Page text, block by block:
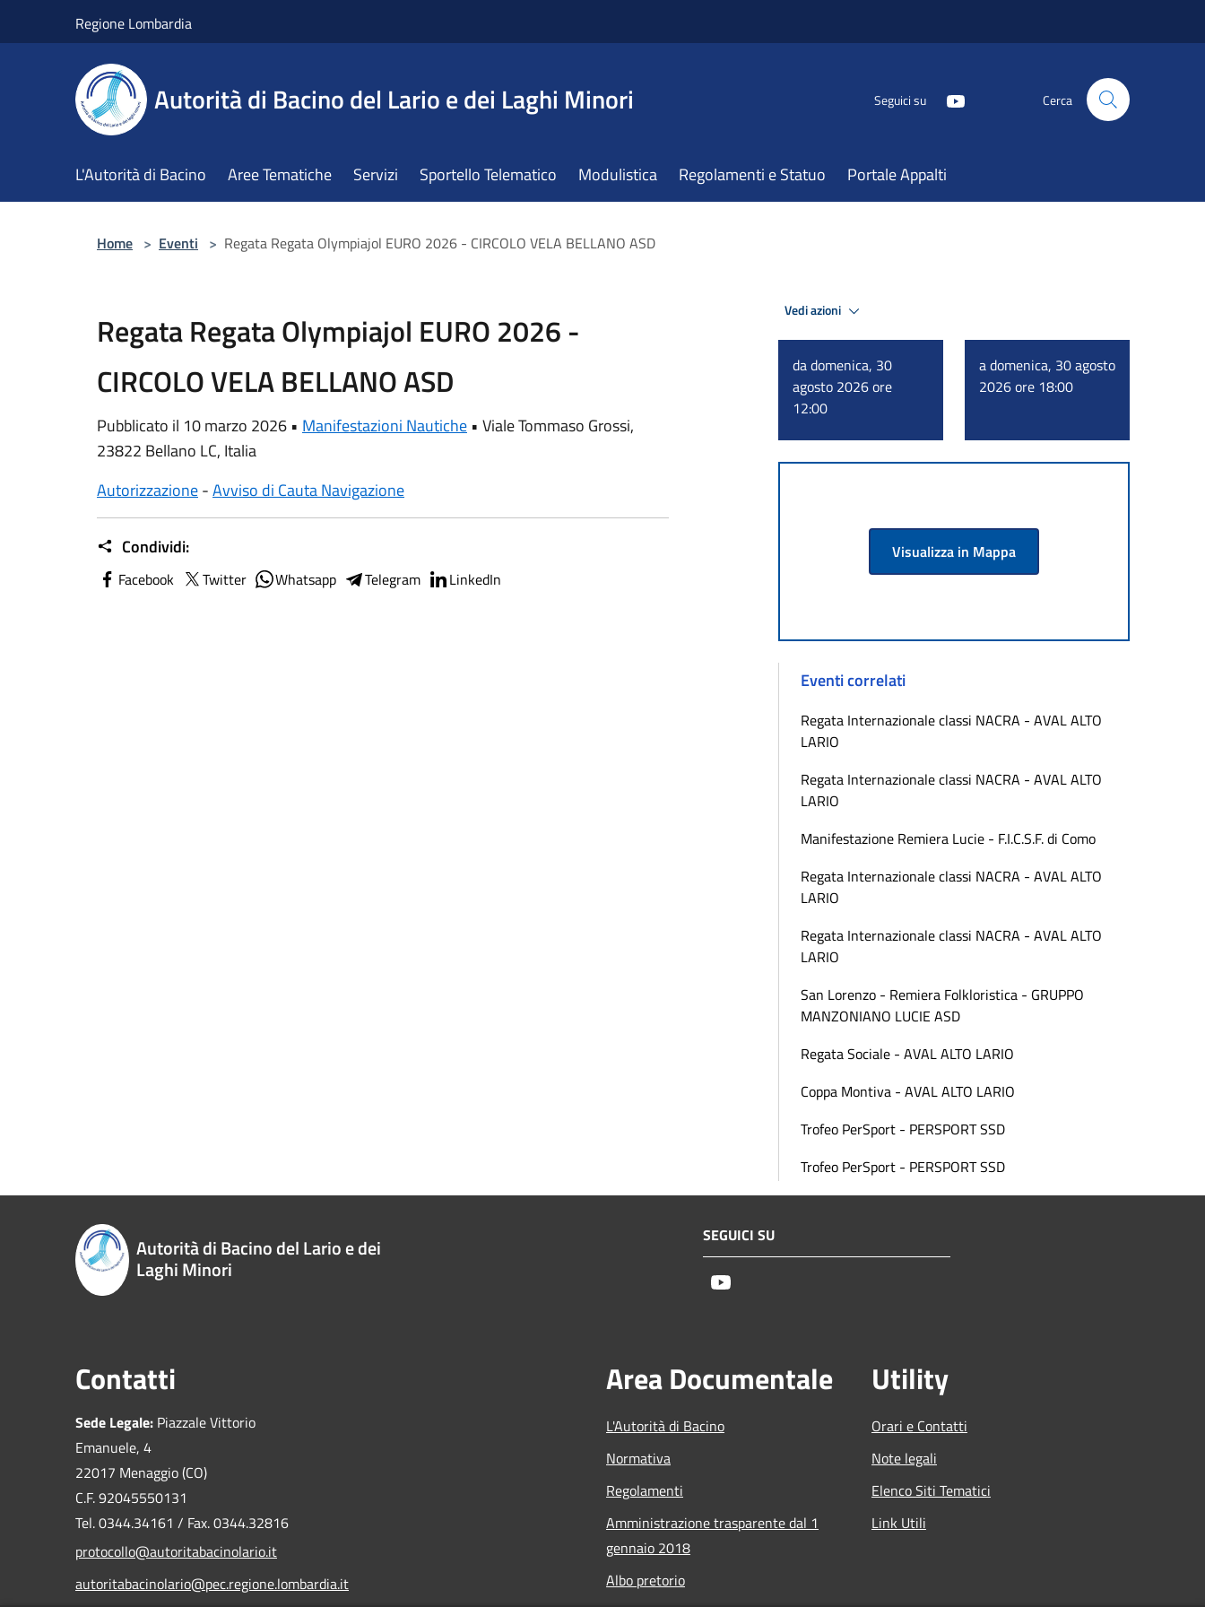
Regione Lombardia
Autorità di Bacino del Lario e dei Laghi Minori Seguici su Cerca
L'Autorità di Bacino Aree Tematiche Servizi Sportello Telematico Modulistica Regolamenti e Statuo Portale Appalti
Home > Eventi > Regata Regata Olympiajol EURO 2026 - CIRCOLO VELA BELLANO ASD
Regata Regata Olympiajol EURO 2026 -
CIRCOLO VELA BELLANO ASD
Pubblicato il 10 marzo 2026 • Manifestazioni Nautiche • Viale Tommaso Grossi,
23822 Bellano LC, Italia
Autorizzazione-Avviso di Cauta Navigazione
Condividi:
Facebook Twitter Whatsapp Telegram LinkedIn
Vedi azioni
da domenica, 30
agosto 2026 ore
12:00
a domenica, 30 agosto
2026 ore 18:00
Visualizza in Mappa
Eventi correlati
Regata Internazionale classi NACRA - AVAL ALTO
LARIO
Regata Internazionale classi NACRA - AVAL ALTO
LARIO
Manifestazione Remiera Lucie - F.I.C.S.F. di Como
Regata Internazionale classi NACRA - AVAL ALTO
LARIO
Regata Internazionale classi NACRA - AVAL ALTO
LARIO
San Lorenzo - Remiera Folkloristica - GRUPPO
MANZONIANO LUCIE ASD
Regata Sociale - AVAL ALTO LARIO
Coppa Montiva - AVAL ALTO LARIO
Trofeo PerSport - PERSPORT SSD
Trofeo PerSport - PERSPORT SSD
Autorità di Bacino del Lario e dei
Laghi Minori
SEGUICI SU
Contatti
Sede Legale: Piazzale Vittorio
Emanuele, 4
22017 Menaggio (CO)
C.F. 92045550131
Tel. 0344.34161 / Fax. 0344.32816
protocollo@autoritabacinolario.it
autoritabacinolario@pec.regione.lombardia.it
Area Documentale
L'Autorità di Bacino
Normativa
Regolamenti
Amministrazione trasparente dal 1
gennaio 2018
Albo pretorio
Utility
Orari e Contatti
Note legali
Elenco Siti Tematici
Link Utili